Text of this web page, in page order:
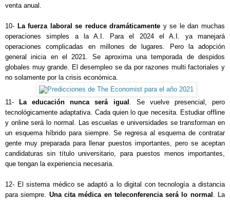
venta anual.
10- La fuerza laboral se reduce dramáticamente y se le dan muchas
operaciones simples a la A.I. Para el 2024 el A.I. ya manejará
operaciones complicadas en millones de lugares. Pero la adopción
general inicia en el 2021. Se aproxima una temporada de despidos
globales muy grande. El desempleo se da por razones multi factoriales y
11- La educación nunca será igual
. Se vuelve presencial, pero
tecnológicamente adaptativa. Cada quien lo que necesita. Estudiar offline
y online será lo normal. Las escuelas e universidades se transforman en
un esquema híbrido para siempre. Se regresa al esquema de contratar
gente muy preparada para llenar puestos importantes, pero se aceptan
candidaturas sin título universitario, para puestos menos importantes,
que tengan la experiencia necesaria.
12- El sistema médico se adaptó a lo digital con tecnología a distancia
para siempre. Una cita médica en teleconferencia será lo normal
. La